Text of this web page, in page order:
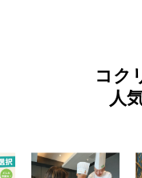
コク
人